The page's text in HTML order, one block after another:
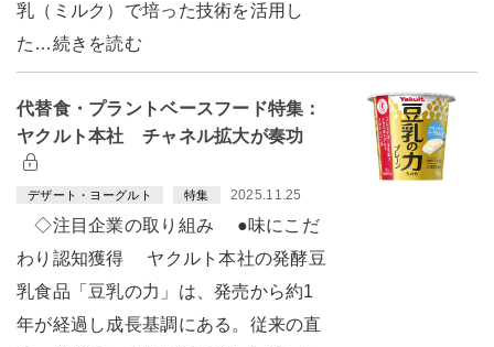
乳（ミルク）で培った技術を活用し
た…続きを読む
代替食・プラントベースフード特集：
ヤクルト本社 チャネル拡大が奏功
デザート・ヨーグルト 特集 2025.11.25
◇注目企業の取り組み ●味にこだ
わり認知獲得 ヤクルト本社の発酵豆
乳食品「豆乳の力」は、発売から約1
年が経過し成長基調にある。従来の直